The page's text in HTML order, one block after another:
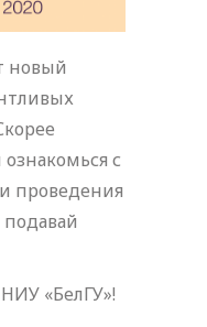
новый
с
проведения
подавай
«БелГУ»!